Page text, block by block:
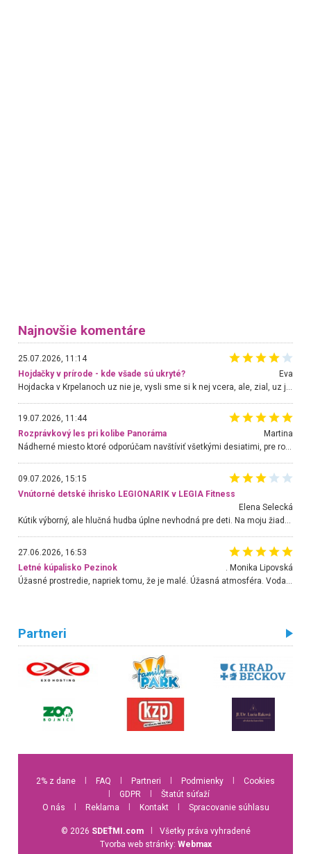
Najnovšie komentáre
25.07.2026, 11:14
Hojdačky v prírode - kde všade sú ukryté?
Eva
19.07.2026, 11:44
Rozprávkový les pri kolibe Panoráma
Martina
Nádherné miesto ktoré odporúčam navštíviť všetkými desiatimi, pre rodiny s deťmi, dôchodcom... Proste a jednoducho ozaj rozprávkový les.. určite ešte prídeme. Odniesli sme si na pamiatku krásne tričká,
09.07.2026, 15:15
Vnútorné detské ihrisko LEGIONARIK v LEGIA Fitness
Elena Selecká
Kútik výborný, ale hlučná hudba úplne nevhodná pre deti. Na moju žiadosť o aspoň sušenie nereagovali.
27.06.2026, 16:53
Letné kúpalisko Pezinok
. Monika Lipovská
Partneri
2% z dane FAQ Partneri Podmienky
Cookies
GDPR
Štatút súťaží
O nás
Reklama Kontakt Spracovanie súhlasu
© 2026 SDEŤMI.com
Všetky práva vyhradené
Tvorba web stránky: Webmax